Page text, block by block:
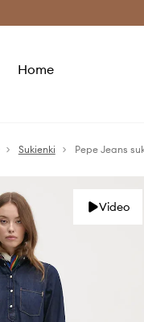
Home
Sukienki Pepe Jeans
Video